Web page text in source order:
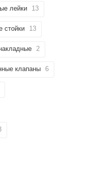
лейки 13
стойки 13
2
клапаны 6